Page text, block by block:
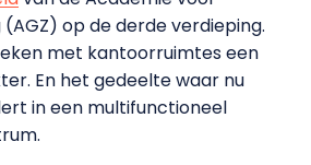
op de derde verdieping.
met kantoorruimtes een
En het gedeelte waar nu
in een multifunctioneel